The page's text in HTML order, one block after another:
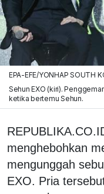
EPA-EFE/YONHAP SOUTH
Sehun EXO (kiri).
ketika bertemu Sehun.
menghebohkan
mengunggah
EXO. Pria